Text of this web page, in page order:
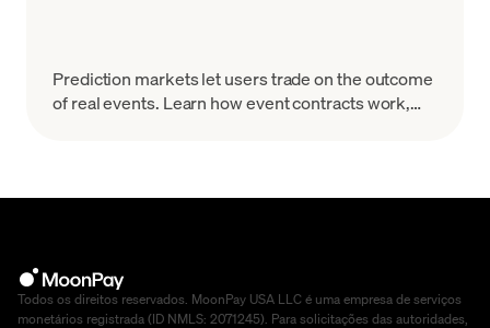
Prediction markets let users trade on the outcome
of real events. Learn how event contracts work,
Todos os direitos reservados. MoonPay USA LLC é uma empresa de serviços
monetários registrada (ID NMLS: 2071245). Para solicitações das autoridades,